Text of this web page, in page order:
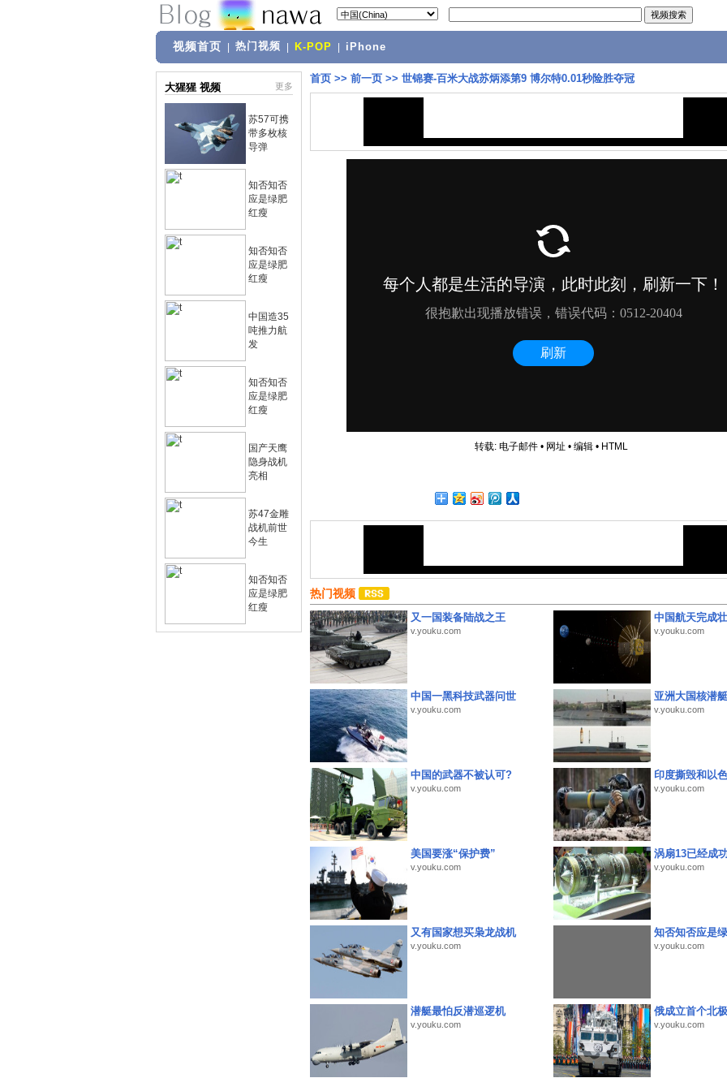
视频首页 热门视频 K-POP iPhone
大猩猩 视频 更多
苏57可携
带多枚核
导弹
知否知否
应是绿肥
红瘦
知否知否
应是绿肥
红瘦
中国造35
吨推力航
发
知否知否
应是绿肥
红瘦
国产天鹰
隐身战机
亮相
苏47金雕
战机前世
今生
知否知否
应是绿肥
红瘦
首页 >> 前一页 >> 世锦赛-百米大战苏炳添第9 博尔特0.01秒险胜夺冠
转载: 电子邮件• 网址 • 编辑• HTML
热门视频
又一国装备陆战之王
v.youku.com
中国航天完成
v.youku.com
中国一黑科技武器问世
v.youku.com
亚洲大国核潜
v.youku.com
中国的武器不被认可?
v.youku.com
印度撕毁和以
v.youku.com
美国要涨“保护费”
v.youku.com
涡扇13已经成
v.youku.com
又有国家想买枭龙战机
v.youku.com
知否知否应是
v.youku.com
潜艇最怕反潜巡逻机
v.youku.com
俄成立首个北
v.youku.com